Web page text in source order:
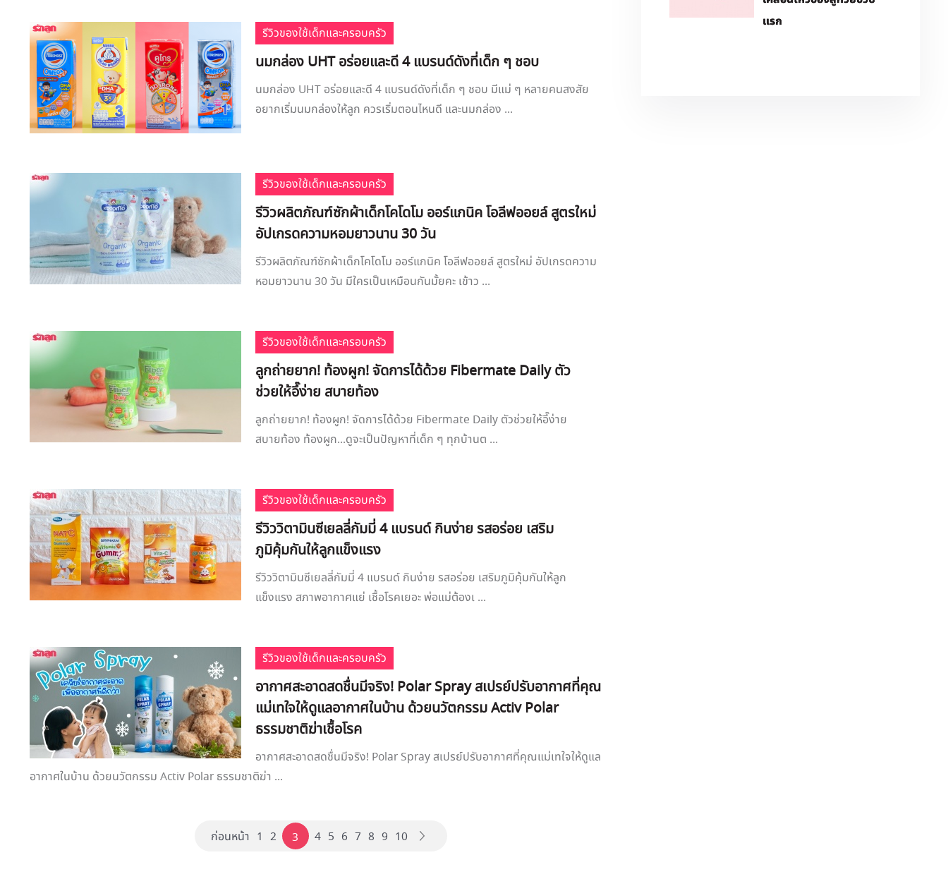
รีวิวของใช้เด็กและครอบครัว
นมกล่อง UHT อร่อยและดี 4 แบรนด์ดังที่เด็ก ๆ ชอบ
นมกล่อง UHT อร่อยและดี 4 แบรนด์ดังที่เด็ก ๆ ชอบ มีแม่ ๆ หลายคนสงสัย
อยากเริ่มนมกล่องให้ลูก ควรเริ่มตอนไหนดี และนมกล่อง ...
รีวิวของใช้เด็กและครอบครัว
รีวิวผลิตภัณฑ์ซักผ้าเด็กโคโดโม ออร์แกนิค โอลีฟออยล์ สูตรใหม่
อัปเกรดความหอมยาวนาน 30 วัน
รีวิวผลิตภัณฑ์ซักผ้าเด็กโคโดโม ออร์แกนิค โอลีฟออยล์ สูตรใหม่ อัปเกรดความ
หอมยาวนาน 30 วัน มีใครเป็นเหมือนกันมั้ยคะ เข้าว ...
รีวิวของใช้เด็กและครอบครัว
ลูกถ่ายยาก! ท้องผูก! จัดการได้ด้วย Fibermate Daily ตัว
ช่วยให้อึ๊ง่าย สบายท้อง
ลูกถ่ายยาก! ท้องผูก! จัดการได้ด้วย Fibermate Daily ตัวช่วยให้อึ๊ง่าย
สบายท้อง ท้องผูก...ดูจะเป็นปัญหาที่เด็ก ๆ ทุกบ้านต ...
รีวิวของใช้เด็กและครอบครัว
รีวิววิตามินซีเยลลี่กัมมี่ 4 แบรนด์ กินง่าย รสอร่อย เสริม
ภูมิคุ้มกันให้ลูกแข็งแรง
รีวิววิตามินซีเยลลี่กัมมี่ 4 แบรนด์ กินง่าย รสอร่อย เสริมภูมิคุ้มกันให้ลูก
แข็งแรง สภาพอากาศแย่ เชื้อโรคเยอะ พ่อแม่ต้องเ ...
รีวิวของใช้เด็กและครอบครัว
อากาศสะอาดสดชื่นมีจริง! Polar Spray สเปรย์ปรับอากาศที่คุณ
แม่เทใจให้ดูแลอากาศในบ้าน ด้วยนวัตกรรม Activ Polar
ธรรมชาติฆ่าเชื้อโรค
อากาศสะอาดสดชื่นมีจริง! Polar Spray สเปรย์ปรับอากาศที่คุณแม่เทใจให้ดูแล
อากาศในบ้าน ด้วยนวัตกรรม Activ Polar ธรรมชาติฆ่า ...
ก่อนหน้า 1 2 3 4 5 6 7 8 9 10
แรก